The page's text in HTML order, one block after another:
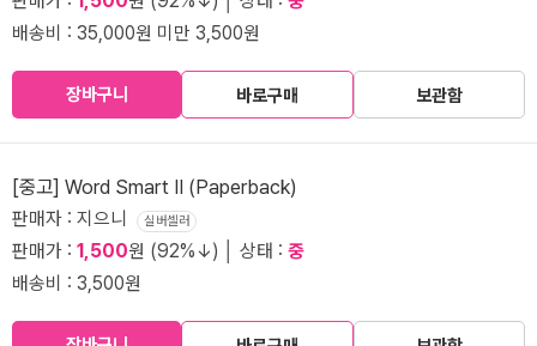
배송비 : 35,000원 미만 3,500원
장바구니 바로구매 보관함
[중고] Word Smart II (Paperback)
판매자 : 지으니 실버셀러
판매가 : 1,500원 (92%↓) │ 상태 : 중
배송비 : 3,500원